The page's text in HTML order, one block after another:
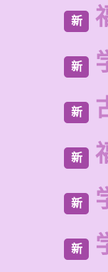
新
新
新
新
新
新